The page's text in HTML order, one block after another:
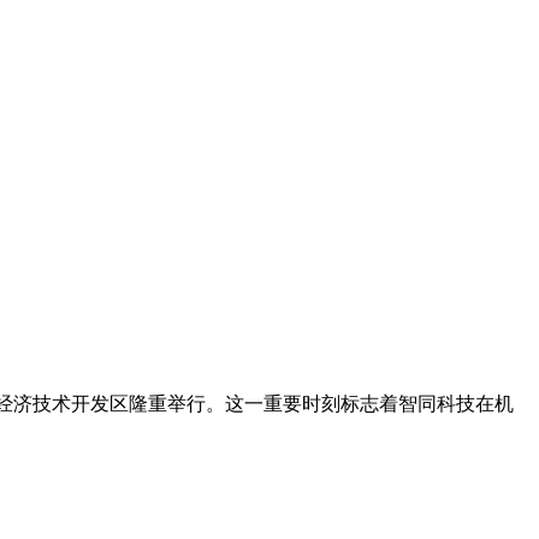
技术开发区隆重举行。这一重要时刻标志着智同科技在机